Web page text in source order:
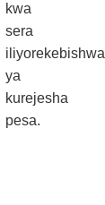
kwa
sera
iliyorekebishwa
ya
kurejesha
pesa.